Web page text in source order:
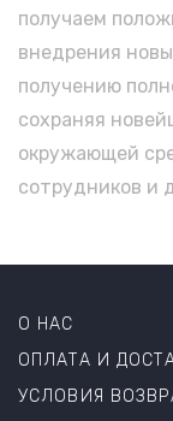
получаем
внедрения
получению
сохраняя
окружающей
сотрудников и
О НАС
ОПЛАТА И
УСЛОВИЯ